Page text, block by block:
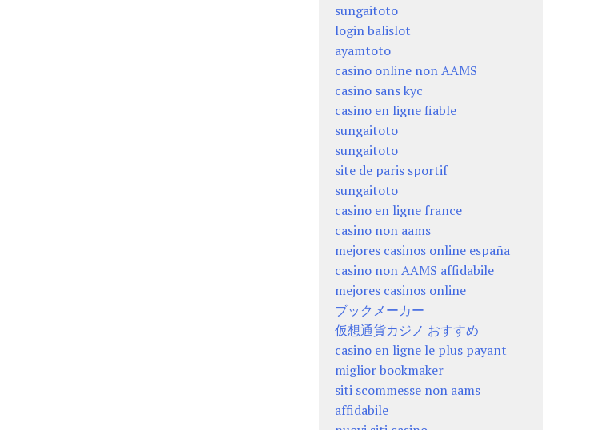
sungaitoto
login balislot
ayamtoto
casino online non AAMS
casino sans kyc
casino en ligne fiable
sungaitoto
sungaitoto
site de paris sportif
sungaitoto
casino en ligne france
casino non aams
mejores casinos online españa
casino non AAMS affidabile
mejores casinos online
ブックメーカー
仮想通貨カジノ おすすめ
casino en ligne le plus payant
miglior bookmaker
siti scommesse non aams
affidabile